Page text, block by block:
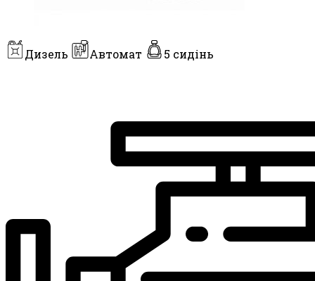
Дизель Автомат 5 сидінь